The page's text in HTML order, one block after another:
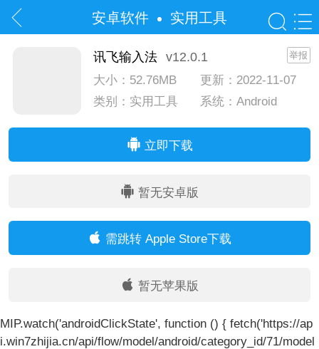
安卓软件 实用工具
讯飞输入法 v12.0.1
大小：52.76MB
更新：2022-11-07
类别：实用工具
系统：Android
举报
立即下载
暂无安卓版
需跳转 Apple Store下载
暂无苹果版
MIP.watch('androidClickState', function () { fetch('https://ap
i.win7zhijia.cn/api/flow/model/android/category_id/71/model